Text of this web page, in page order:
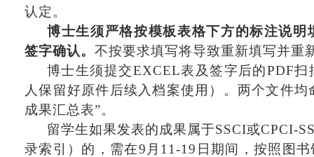
认定。
博士生须严格按模板表格下方的标注说明
签字确认。不按要求填写将导致重新填写并重
博士生须提交EXCEL表及签字后的PDF扫
人保留好原件后续入档案使用）
。 两个文件均
成果汇总表”。
留学生如果发表的成果属于SSCI或CPCI-
录索引）的 ，需在9 月 11-19 日期间，按照图